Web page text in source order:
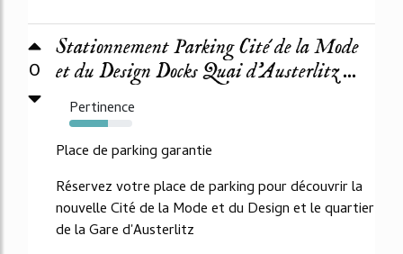
0
Stationnement Parking Cité de la Mode
et du Design Docks Quai d’Austerlitz ...
Pertinence
61%
Place de parking garantie
Réservez votre place de parking pour découvrir la
nouvelle Cité de la Mode et du Design et le quartier
de la Gare d'Austerlitz